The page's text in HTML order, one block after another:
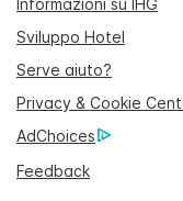
Informazioni su IHG
Sviluppo Hotel
Serve aiuto?
Privacy & Cookie
AdChoices
Feedback